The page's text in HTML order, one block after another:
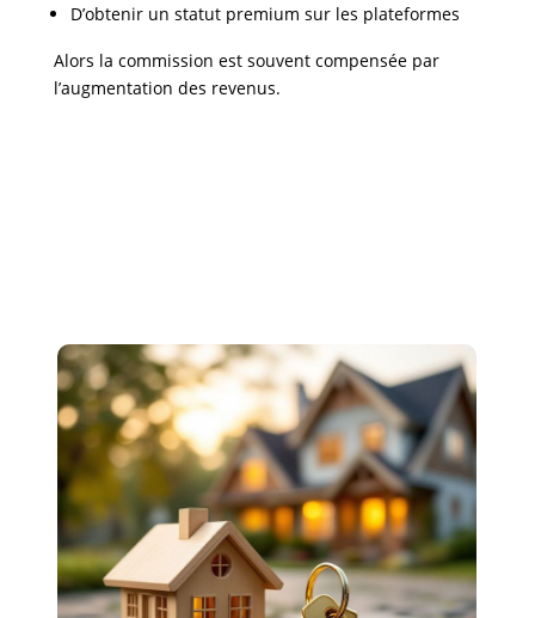
D’obtenir un statut premium sur les plateformes
Alors la commission est souvent compensée par
l’augmentation des revenus.